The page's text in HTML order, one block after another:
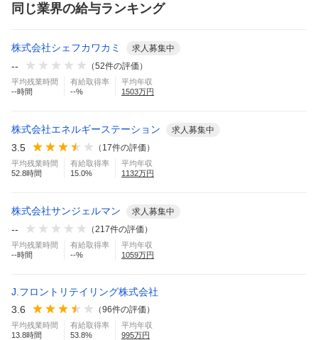
同じ業界の給与ランキング
株式会社シェフカワカミ 求人募集中
-- （52件の評価）
平均残業時間
--時間
有給取得率
--%
平均年収
1503万円
株式会社エネルギーステーション 求人募集中
3.5 （ 17件の評価）
平均残業時間
52.8時間
有給取得率
15.0%
平均年収
1132万円
株式会社サンジェルマン 求人募集中
-- （217件の評価）
平均残業時間
--時間
有給取得率
--%
平均年収
1059万円
J.フロントリテイリング株式会社
3.6
（96件の評価）
平均残業時間
13.8時間
有給取得率
53.8%
平均年収
995万円